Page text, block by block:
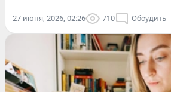
27 июня, 2026, 02:26 710 Обсудить